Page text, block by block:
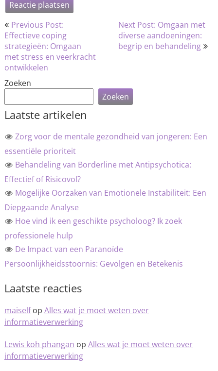
Bericht
navigatie
Previous Post:
Effectieve coping
strategieën: Omgaan
met stress en veerkracht
ontwikkelen
Next Post: Omgaan met
diverse aandoeningen:
begrip en behandeling
Zoeken
Zoeken
Laatste artikelen
Zorg voor de mentale gezondheid van jongeren: Een
essentiële prioriteit
Behandeling van Borderline met Antipsychotica:
Effectief of Risicovol?
Mogelijke Oorzaken van Emotionele Instabiliteit: Een
Diepgaande Analyse
Hoe vind ik een geschikte psycholoog? Ik zoek
professionele hulp
De Impact van een Paranoïde
Persoonlijkheidsstoornis: Gevolgen en Betekenis
Laatste reacties
maiselfop Alles wat je moet weten over
informatieverwerking
Lewis koh phangan op Alles wat je moet weten over
informatieverwerking